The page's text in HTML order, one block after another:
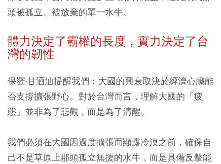
頭被孤立、被放棄的單一水牛。
體力決定了霸權的長度，實力決定了台
灣的韌性
保羅·甘迺迪提醒我們：大國的興衰取決於經濟心臟能
否支撐擴張野心。對於台灣而言，理解大國的「疲
態」並非為了悲觀，而是為了清醒。
我們必須在大國因過度擴張而顯露冷漠之前，確保自
己不是草原上那頭孤立無援的水牛，而是具備反擊能